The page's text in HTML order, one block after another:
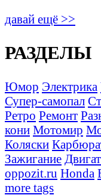
давай ещё >>
РАЗДЕЛЫ
Юмор Электрика
Супер-самопал
Ретро Ремонт
кони Мотомир
Коляски
Зажигание
oppozit.ru Honda
more tags